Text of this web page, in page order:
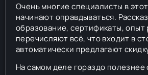
Очень многие специалисты в
начинают оправдываться.
образование, сертификаты, опыт
перечисляют всё, что входит в
автоматически предлагают
На самом деле гораздо полезнее